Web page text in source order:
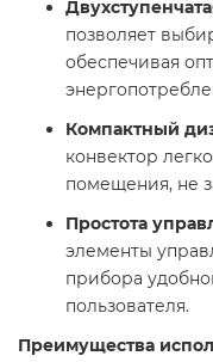
позволяет
обеспечивая
Компактный
конвектор
помещения, не
Простота
элементы
прибора
пользователя.​
Преимущества